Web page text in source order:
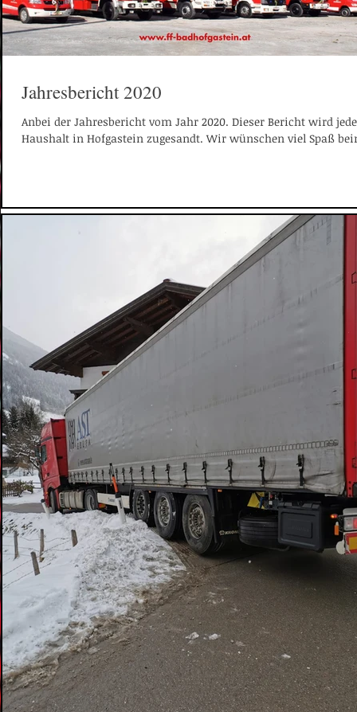
Jahresbericht 2020
Anbei der Jahresbericht vom Jahr 2020. Dieser Bericht wird
Haushalt in Hofgastein zugesandt. Wir wünschen viel Spaß